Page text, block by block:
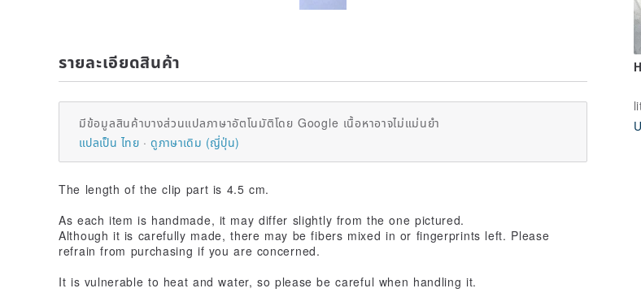
รายละเอียดสินค้า
มีข้อมูลสินค้าบางส่วนแปลภาษาอัตโนมัติโดย Google เนื้อหาอาจไม่แม่นยำ
แปลเป็น ไทย
ดูภาษาเดิม (ญี่ปุ่น)
The length of the clip part is 4.5 cm.
As each item is handmade, it may differ slightly from the one pictured.
Although it is carefully made, there may be fibers mixed in or fingerprints left. Please
refrain from purchasing if you are concerned.
It is vulnerable to heat and water, so please be careful when handling it.